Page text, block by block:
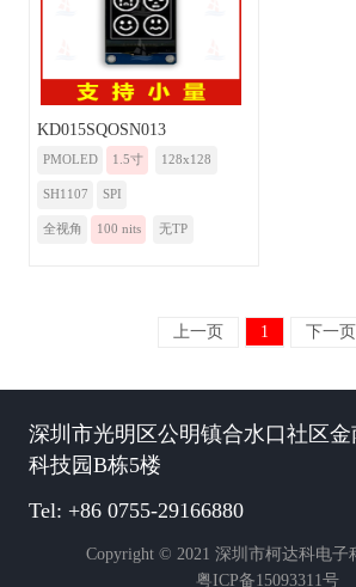
KD015SQOSN013
PMOLED 1.5寸 128x128
SH1107 SPI
全视角 100 nits 无TP
上一页 1 下一页
深圳市光明区公明镇合水口社区金
科技园B栋5楼
Tel: +86 0755-29166880
Copyright © 2021 深圳市柯达科电子
粤ICP备15093311号